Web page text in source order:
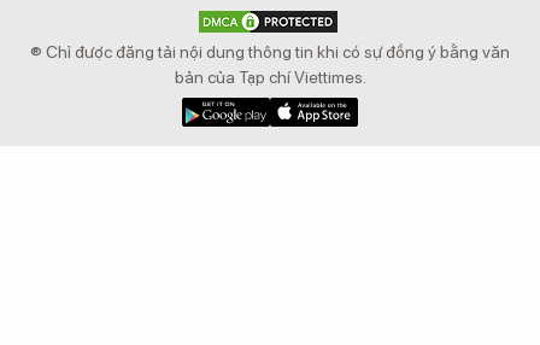
® Chỉ được đăng tải nội dung thông tin khi có sự đồng ý bằng văn
bản của Tạp chí Viettimes.